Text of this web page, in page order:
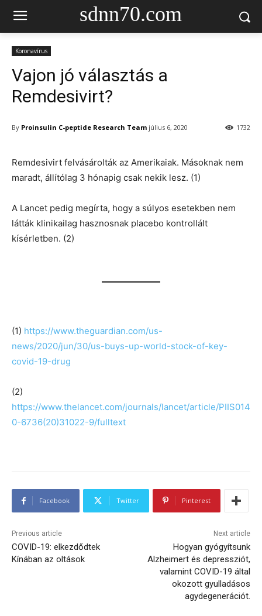
sdnn70.com
Koronavírus
Vajon jó választás a
Remdesivirt?
By Proinsulin C-peptide Research Team július 6, 2020 1732
Remdesivirt felvásárolták az Amerikaiak. Másoknak nem
maradt, állítólag 3 hónapig csak nekik lesz. (1)
A Lancet pedig megírta, hogy a súlyos esetekben nem
látták klinikailag hasznosnak placebo kontrollált
kísérletben. (2)
(1) https://www.theguardian.com/us-
news/2020/jun/30/us-buys-up-world-stock-of-key-
covid-19-drug
(2)
https://www.thelancet.com/journals/lancet/article/PIIS014
0-6736(20)31022-9/fulltext
Facebook Twitter Pinterest
Previous article
COVID-19: elkezdődtek
Kínában az oltások
Next article
Hogyan gyógyítsunk
Alzheimert és depressziót,
valamint COVID-19 által
okozott gyulladásos
agydegenerációt.